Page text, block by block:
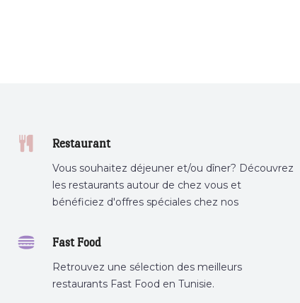
Restaurant
Vous souhaitez déjeuner et/ou dîner? Découvrez
les restaurants autour de chez vous et
bénéficiez d'offres spéciales chez nos
Fast Food
Retrouvez une sélection des meilleurs
restaurants Fast Food en Tunisie.